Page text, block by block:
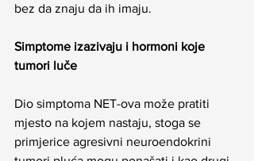
bez da znaju da ih imaju.
Simptome izazivaju i hormoni koje
tumori luče
Dio simptoma NET-ova može pratiti
mjesto na kojem nastaju, stoga se
primjerice agresivni neuroendokrini